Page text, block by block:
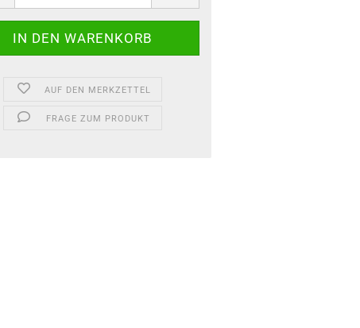
AUF DEN MERKZETTEL
FRAGE ZUM PRODUKT